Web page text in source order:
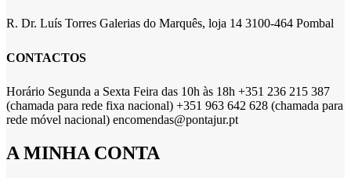
R. Dr. Luís Torres Galerias do Marquês, loja 14 3100-464 Pombal
CONTACTOS
Horário Segunda a Sexta Feira das 10h às 18h +351 236 215 387
(chamada para rede fixa nacional) +351 963 642 628 (chamada para
rede móvel nacional) encomendas@pontajur.pt
A MINHA CONTA